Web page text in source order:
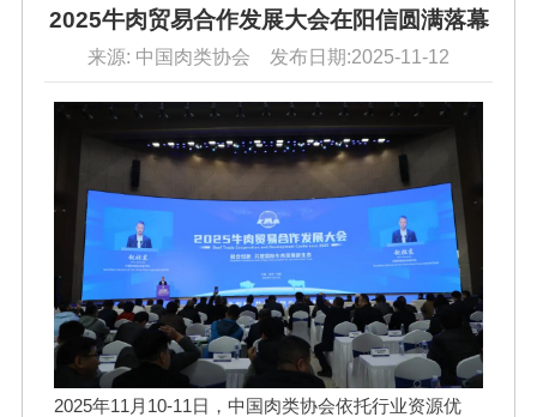
2025牛肉贸易合作发展大会在阳信圆满落幕
来源: 中国肉类协会 发布日期:2025-11-12
2025年11月10-11日，中国肉类协会依托行业资源优